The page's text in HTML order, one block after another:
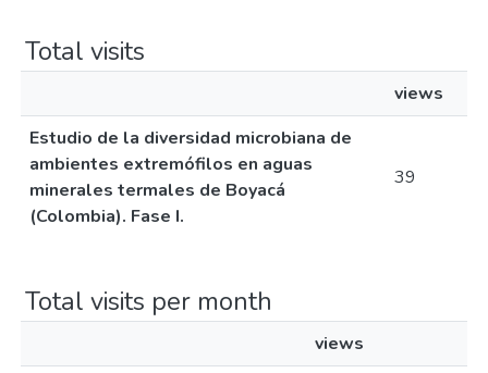
Total visits
views
Estudio de la diversidad microbiana de
ambientes extremófilos en aguas
minerales termales de Boyacá
(Colombia). Fase I.
39
Total visits per month
views